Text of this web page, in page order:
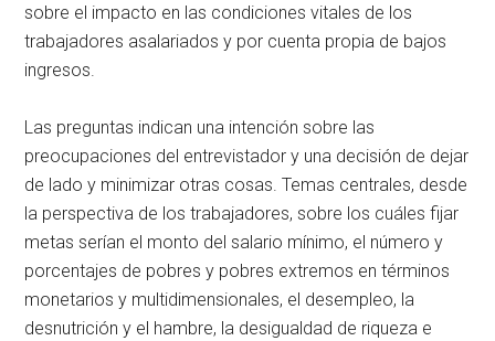
sobre el impacto en las condiciones vitales de los
trabajadores asalariados y por cuenta propia de bajos
ingresos.
Las preguntas indican una intención sobre las
preocupaciones del entrevistador y una decisión de dejar
de lado y minimizar otras cosas. Temas centrales, desde
la perspectiva de los trabajadores, sobre los cuáles fijar
metas serían el monto del salario mínimo, el número y
porcentajes de pobres y pobres extremos en términos
monetarios y multidimensionales, el desempleo, la
desnutrición y el hambre, la desigualdad de riqueza e